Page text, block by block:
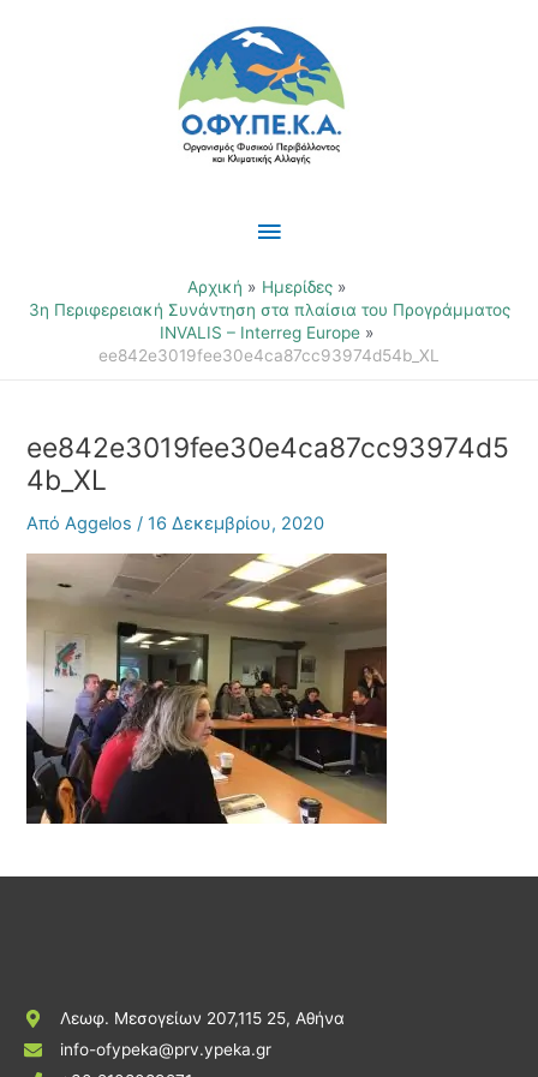
Κύριο
Μενού
Αρχική
Ημερίδες
3η Περιφερειακή Συνάντηση στα πλαίσια του Προγράμματος
INVALIS – Interreg Europe
ee842e3019fee30e4ca87cc93974d54b_XL
ee842e3019fee30e4ca87cc93974d5
4b_XL
ΑπόAggelos/16 Δεκεμβρίου, 2020
Λεωφ. Μεσογείων 207,115 25, Αθήνα
info-ofypeka@prv.ypeka.gr